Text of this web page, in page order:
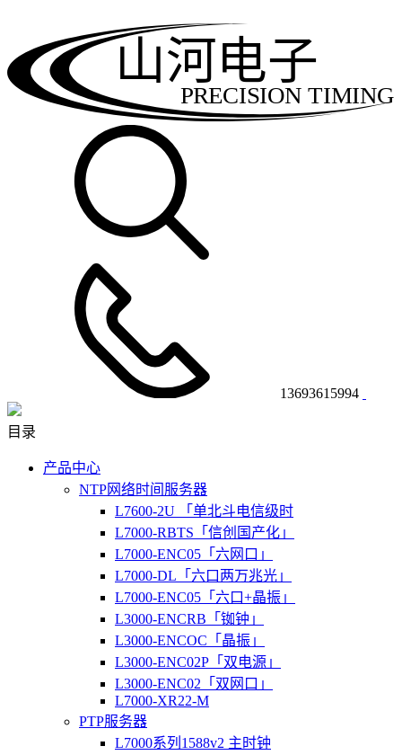
PRECISION TIMING
山河电子
13693615994
目录
产品中心
NTP网络时间服务器
L7600-2U 「单北斗电信级时
L7000-RBTS「信创国产化」
L7000-ENC05「六网口」
L7000-DL「六口两万兆光」
L7000-ENC05「六口+晶振」
L3000-ENCRB「铷钟」
L3000-ENCOC「晶振」
L3000-ENC02P「双电源」
L3000-ENC02「双网口」
L7000-XR22-M
PTP服务器
L7000系列1588v2 主时钟